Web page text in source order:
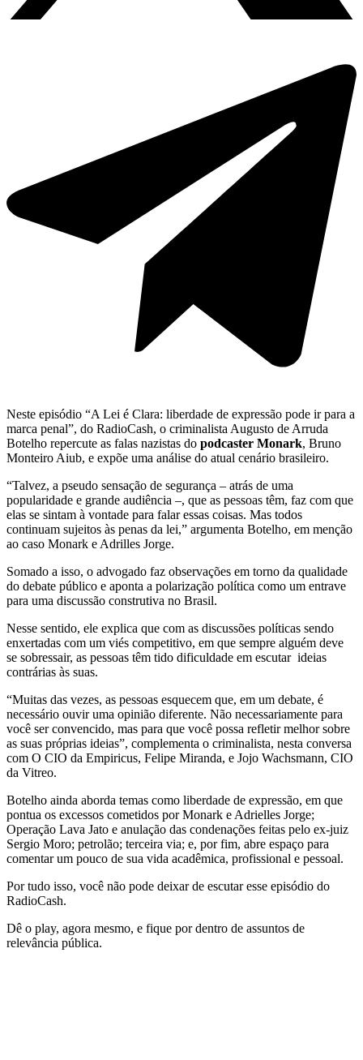
Neste episódio “A Lei é Clara: liberdade de expressão pode ir para a
marca penal”, do RadioCash, o criminalista Augusto de Arruda
Botelho repercute as falas nazistas do podcaster Monark, Bruno
Monteiro Aiub, e expõe uma análise do atual cenário brasileiro.
“Talvez, a pseudo sensação de segurança – atrás de uma
popularidade e grande audiência –, que as pessoas têm, faz com que
elas se sintam à vontade para falar essas coisas. Mas todos
continuam sujeitos às penas da lei,” argumenta Botelho, em menção
ao caso Monark e Adrilles Jorge.
Somado a isso, o advogado faz observações em torno da qualidade
do debate público e aponta a polarização política como um entrave
para uma discussão construtiva no Brasil.
Nesse sentido, ele explica que com as discussões políticas sendo
enxertadas com um viés competitivo, em que sempre alguém deve
se sobressair, as pessoas têm tido dificuldade em escutar ideias
contrárias às suas.
“Muitas das vezes, as pessoas esquecem que, em um debate, é
necessário ouvir uma opinião diferente. Não necessariamente para
você ser convencido, mas para que você possa refletir melhor sobre
as suas próprias ideias”, complementa o criminalista, nesta conversa
com O CIO da Empiricus, Felipe Miranda, e Jojo Wachsmann, CIO
da Vitreo.
Botelho ainda aborda temas como liberdade de expressão, em que
pontua os excessos cometidos por Monark e Adrielles Jorge;
Operação Lava Jato e anulação das condenações feitas pelo ex-juiz
Sergio Moro; petrolão; terceira via; e, por fim, abre espaço para
comentar um pouco de sua vida acadêmica, profissional e pessoal.
Por tudo isso, você não pode deixar de escutar esse episódio do
RadioCash.
Dê o play, agora mesmo, e fique por dentro de assuntos de
relevância pública.